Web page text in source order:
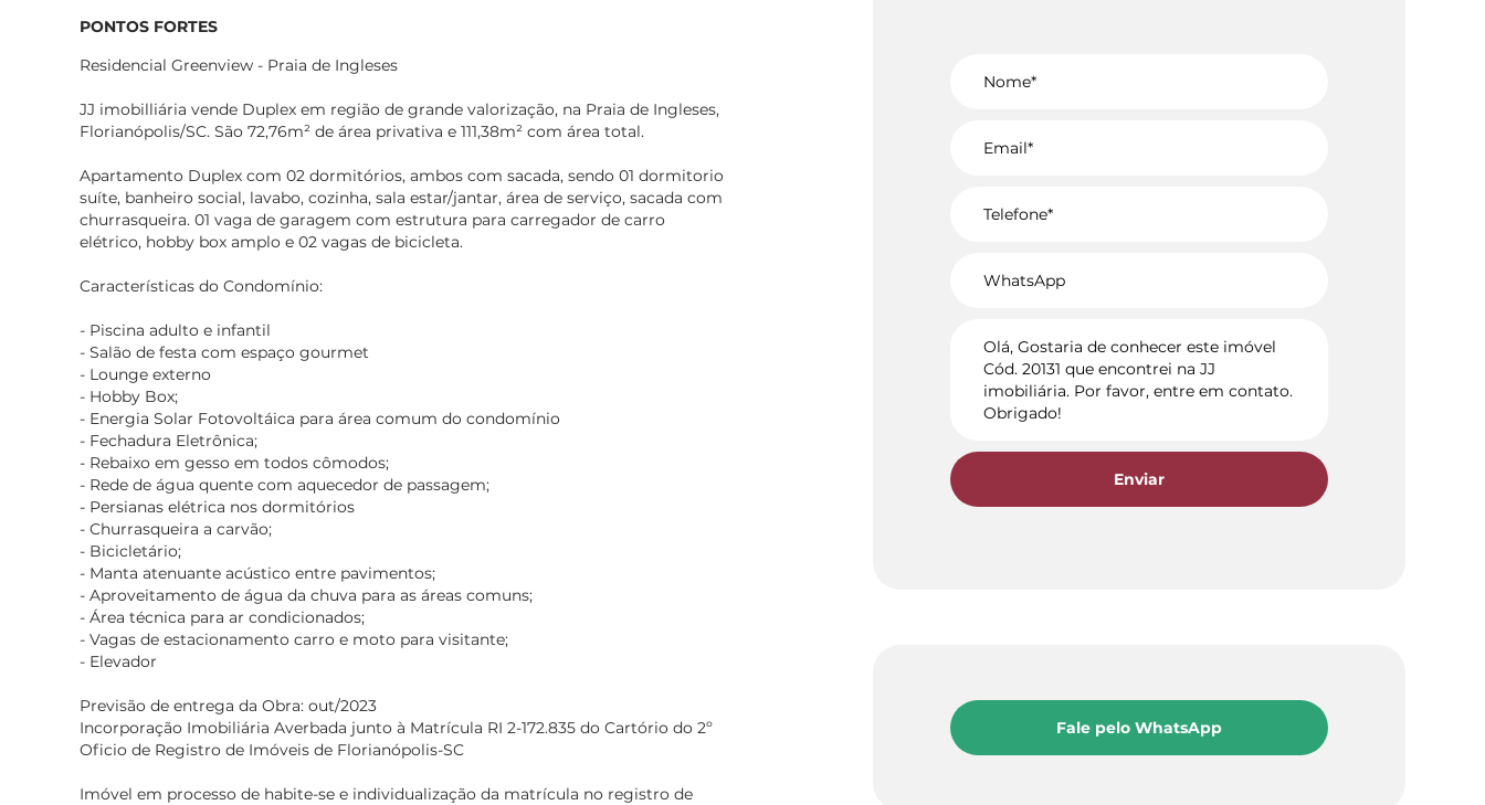
PONTOS FORTES
Residencial Greenview - Praia de Ingleses
JJ imobilliária vende Duplex em região de grande valorização, na Praia de Ingleses,
Florianópolis/SC. São 72,76m² de área privativa e 111,38m² com área total.
Apartamento Duplex com 02 dormitórios, ambos com sacada, sendo 01 dormitorio
suíte, banheiro social, lavabo, cozinha, sala estar/jantar, área de serviço, sacada com
churrasqueira. 01 vaga de garagem com estrutura para carregador de carro
elétrico, hobby box amplo e 02 vagas de bicicleta.
Características do Condomínio:
- Piscina adulto e infantil
- Salão de festa com espaço gourmet
- Lounge externo
- Hobby Box;
- Energia Solar Fotovoltáica para área comum do condomínio
- Fechadura Eletrônica;
- Rebaixo em gesso em todos cômodos;
- Rede de água quente com aquecedor de passagem;
- Persianas elétrica nos dormitórios
- Churrasqueira a carvão;
- Bicicletário;
- Manta atenuante acústico entre pavimentos;
- Aproveitamento de água da chuva para as áreas comuns;
- Área técnica para ar condicionados;
- Vagas de estacionamento carro e moto para visitante;
- Elevador
Previsão de entrega da Obra: out/2023
Incorporação Imobiliária Averbada junto à Matrícula RI 2-172.835 do Cartório do 2º
Oficio de Registro de Imóveis de Florianópolis-SC
Imóvel em processo de habite-se e individualização da matrícula no registro de
Enviar
Fale pelo WhatsApp